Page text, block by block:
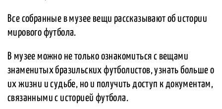
Все собранные в музее вещи рассказывают об истории
мирового футбола.
В музее можно не только ознакомиться с вещами
знаменитых бразильских футболистов, узнать больше о
их жизни и судьбе, но и получить доступ к документам,
связанными с историей футбола.